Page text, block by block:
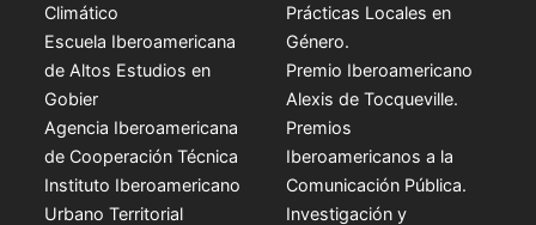
Climático
Escuela Iberoamericana
de Altos Estudios en
Gobier
Agencia Iberoamericana
de Cooperación Técnica
Instituto Iberoamericano
Urbano Territorial
Prácticas Locales en
Género.
Premio Iberoamericano
Alexis de Tocqueville.
Premios
Iberoamericanos a la
Comunicación Pública.
Investigación y